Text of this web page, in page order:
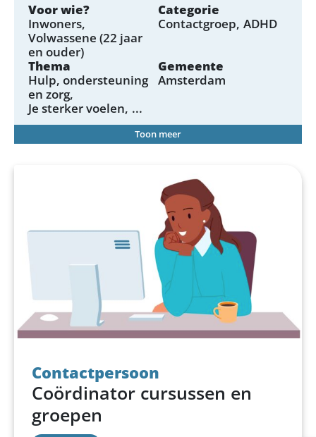
Voor wie?
Inwoners
Volwassene (22 jaar
en ouder)
Categorie
Contactgroep ADHD
Thema
Hulp, ondersteuning
en zorg
Je sterker voelen ...
Gemeente
Amsterdam
Toon meer
Contactpersoon
Coördinator cursussen en
groepen